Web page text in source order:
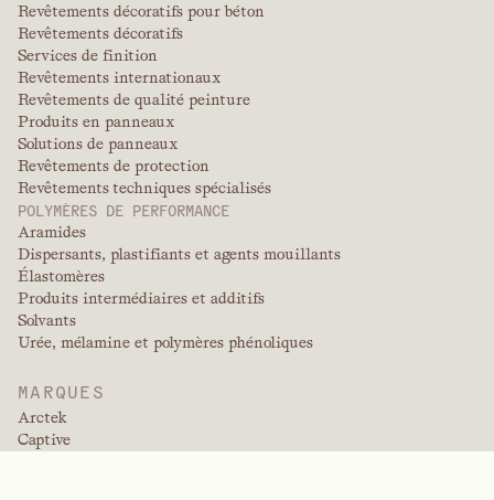
Revêtements décoratifs pour béton
Revêtements décoratifs
Services de finition
Revêtements internationaux
Revêtements de qualité peinture
Produits en panneaux
Solutions de panneaux
Revêtements de protection
Revêtements techniques spécialisés
POLYMÈRES DE PERFORMANCE
Aramides
Dispersants, plastifiants et agents mouillants
Élastomères
Produits intermédiaires et additifs
Solvants
Urée, mélamine et polymères phénoliques
MARQUES
Arctek
Captive